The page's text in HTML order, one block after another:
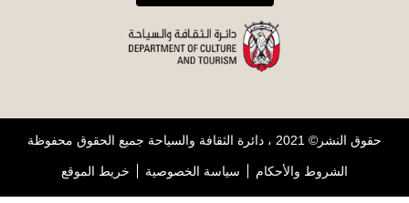
حقوق النشر© 2021 ، دائرة الثقافة والسياحة جميع الحقوق محفوظة
الشروط والأحكام سياسة الخصوصية خريط الموقع